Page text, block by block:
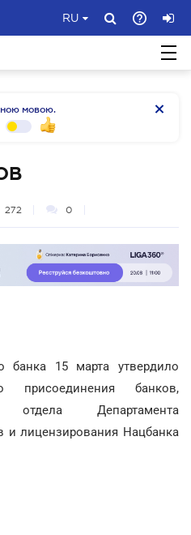
RU
мовою.
272 0
банка 15 марта утвердило
присоединения банков,
Департамента
и лицензирования Нацбанка